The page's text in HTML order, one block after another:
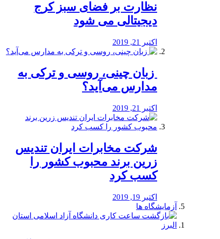
نظارت بر فضای سبز کرج
دیجیتالی می شود
اکتبر 21, 2019
️ زبان چینی، روسی و ترکی به
مدارس می‌آید؟
اکتبر 21, 2019
شرکت مخابرات ایران تندیس
زرین برند محبوب کشور را
کسب کرد
اکتبر 19, 2019
آزمایشگاه ها